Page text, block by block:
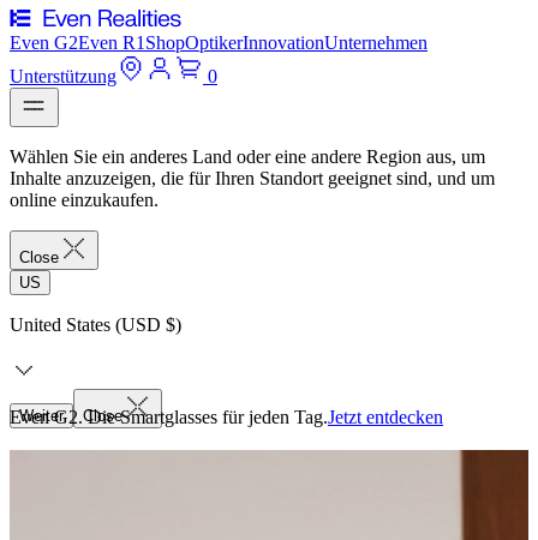
Even G2Even R1 ShopOptikerInnovationUnternehmen
Unterstützung
0
Wählen Sie ein anderes Land oder eine andere Region aus, um
Inhalte anzuzeigen, die für Ihren Standort geeignet sind, und um
online einzukaufen.
Close
US
United States (USD $)
Weiter Close
Even G2. Die Smartglasses für jeden Tag.Jetzt entdecken